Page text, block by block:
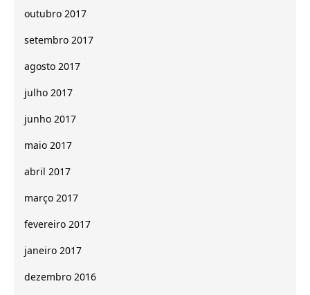
outubro 2017
setembro 2017
agosto 2017
julho 2017
junho 2017
maio 2017
abril 2017
março 2017
fevereiro 2017
janeiro 2017
dezembro 2016